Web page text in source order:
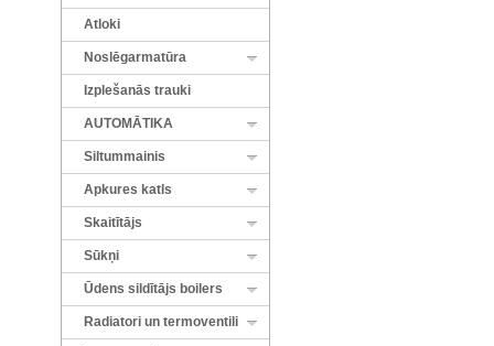
Atloki
Noslēgarmatūra
Izplešanās trauki
AUTOMĀTIKA
Siltummainis
Apkures katls
Skaitītājs
Sūkņi
Ūdens sildītājs boilers
Radiatori un termoventili